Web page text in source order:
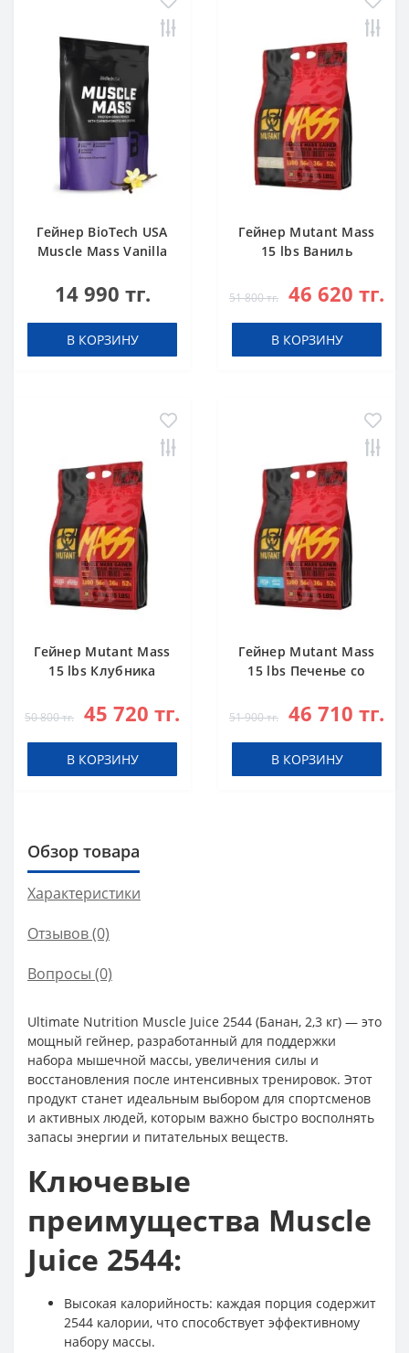
Гейнер BioTech USA
Muscle Mass Vanilla
14 990 тг.
В КОРЗИНУ
Гейнер Mutant Mass
15 lbs Ваниль
51 800 тг. 46 620 тг.
В КОРЗИНУ
Гейнер Mutant Mass
15 lbs Клубника
50 800 тг. 45 720 тг.
В КОРЗИНУ
Гейнер Mutant Mass
15 lbs Печенье со
51 900 тг. 46 710 тг.
В КОРЗИНУ
Обзор товара
Характеристики
Отзывов (0)
Вопросы (0)
Ultimate Nutrition Muscle Juice 2544 (Банан, 2,3 кг) — это
мощный гейнер, разработанный для поддержки
набора мышечной массы, увеличения силы и
восстановления после интенсивных тренировок. Этот
продукт станет идеальным выбором для спортсменов
и активных людей, которым важно быстро восполнять
запасы энергии и питательных веществ.
Ключевые
преимущества Muscle
Juice 2544:
Высокая калорийность: каждая порция содержит
2544 калории, что способствует эффективному
набору массы.